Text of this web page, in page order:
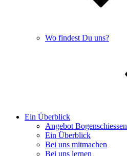
Wo findest Du uns?
Ein Überblick
Angebot Bogenschiessen
Ein Überblick
Bei uns mitmachen
Bei uns lernen